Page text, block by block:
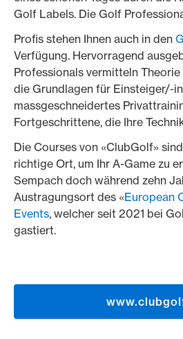
Golf Labels. Die Golf
Profis stehen Ihnen auch in den
Verfügung. Hervorragend
Professionals vermitteln Theorie
die Grundlagen für Einsteiger/-
massgeschneidertes
Fortgeschrittene, die Ihre
Die Courses von «ClubGolf»
richtige Ort, um Ihr A-Game zu
Sempach doch während zehn
Austragungsort des «European
Events, welcher seit 2021 bei
gastiert.